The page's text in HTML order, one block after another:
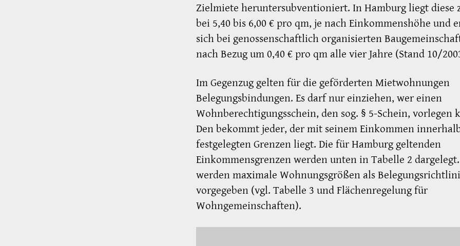
Zielmiete heruntersubventioniert. In Hamburg liegt diese
bei 5,40 bis 6,00 € pro qm, je nach Einkommenshöhe und
sich bei genossenschaftlich organisierten
nach Bezug um 0,40 € pro qm alle vier Jahre (Stand 10/
Im Gegenzug gelten für die geförderten Mietwohnungen
Belegungsbindungen. Es darf nur einziehen, wer einen
Wohnberechtigungsschein, den sog. § 5-Schein, vorlegen
Den bekommt jeder, der mit seinem Einkommen
festgelegten Grenzen liegt. Die für Hamburg geltenden
Einkommensgrenzen werden unten in Tabelle 2
werden maximale Wohnungsgrößen als
vorgegeben (vgl. Tabelle 3 und Flächenregelung für
Wohngemeinschaften).